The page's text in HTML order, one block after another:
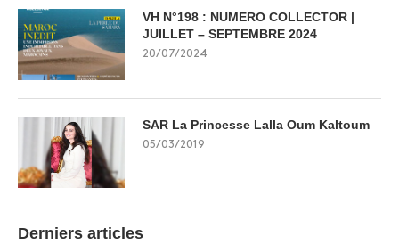
VH N°198 : NUMERO COLLECTOR |
JUILLET – SEPTEMBRE 2024
20/07/2024
SAR La Princesse Lalla Oum Kaltoum
05/03/2019
Derniers articles